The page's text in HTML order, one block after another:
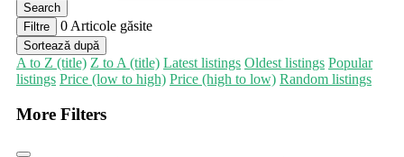
Search
Filtre
0 Articole găsite
Sortează după
A to Z (title) Z to A (title) Latest listings Oldest listings Popular
listings Price (low to high) Price (high to low) Random listings
More Filters